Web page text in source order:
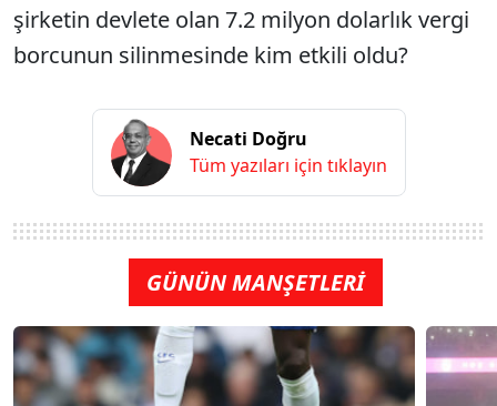
şirketin devlete olan 7.2 milyon dolarlık vergi
borcunun silinmesinde kim etkili oldu?
Necati Doğru
Tüm yazıları için tıklayın
GÜNÜN MANŞETLERİ